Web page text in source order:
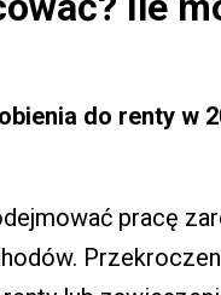
do renty w
pracę